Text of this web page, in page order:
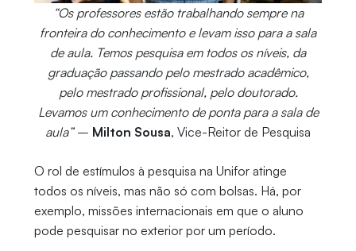
“Os professores estão trabalhando sempre na
fronteira do conhecimento e levam isso para a sala
de aula. Temos pesquisa em todos os níveis, da
graduação passando pelo mestrado acadêmico,
pelo mestrado profissional, pelo doutorado.
Levamos um conhecimento de ponta para a sala de
aula”– Milton Sousa, Vice-Reitor de Pesquisa
O rol de estímulos à pesquisa na Unifor atinge
todos os níveis, mas não só com bolsas. Há, por
exemplo, missões internacionais em que o aluno
pode pesquisar no exterior por um período.